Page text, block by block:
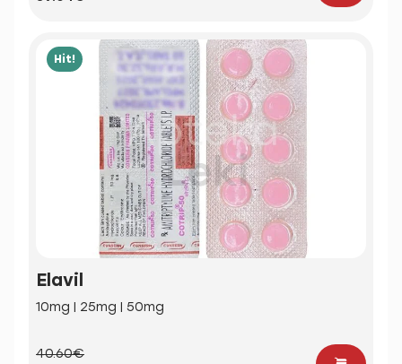
Hit!
Elavil
10mg | 25mg | 50mg
40.60€